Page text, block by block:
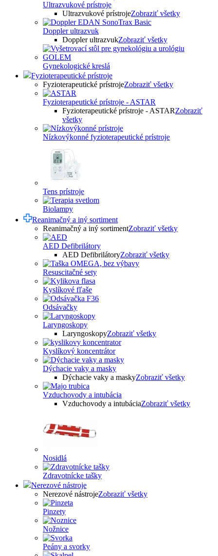
Ultrazvukové prístroje
Ultrazvukové prístrojeZobraziť všetky
Doppler ultrazvuk
Doppler ultrazvukZobraziť všetky
Gynekologické kreslá
Fyzioterapeutické prístroje
Fyzioterapeutické prístrojeZobraziť všetky
Fyzioterapeutické prístroje - ASTAR
Fyzioterapeutické prístroje - ASTARZobraziť
všetky
Nízkovýkonné fyzioterapeutické prístroje
Tens prístroje
Biolampy
Reanimačný a iný sortiment
Reanimačný a iný sortimentZobraziť všetky
AED Defibrilátory
AED DefibrilátoryZobraziť všetky
Resuscitačné sety
Kyslíkové fľaše
Odsávačky
Laryngoskopy
LaryngoskopyZobraziť všetky
Kyslíkový koncentrátor
Dýchacie vaky a masky
Dýchacie vaky a maskyZobraziť všetky
Vzduchovody a intubácia
Vzduchovody a intubáciaZobraziť všetky
Nosidlá
Zdravotnícke tašky
Nerezové nástroje
Nerezové nástrojeZobraziť všetky
Pinzety
Nožnice
Peány a svorky